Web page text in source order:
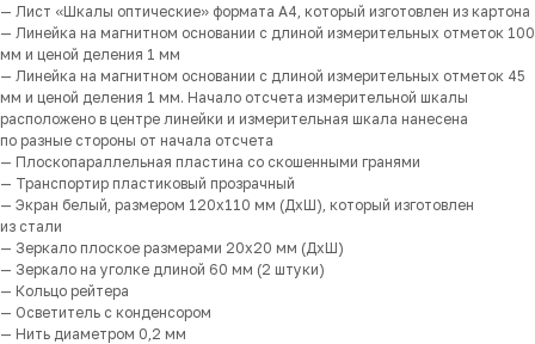
— Лист «Шкалы оптические» формата А4, который изготовлен из картона
— Линейка на магнитном основании с длиной измерительных отметок 100
мм и ценой деления 1 мм
— Линейка на магнитном основании с длиной измерительных отметок 45
мм и ценой деления 1 мм. Начало отсчета измерительной шкалы
расположено в центре линейки и измерительная шкала нанесена
по разные стороны от начала отсчета
— Плоскопараллельная пластина со скошенными гранями
— Транспортир пластиковый прозрачный
— Экран белый, размером 120х110 мм (ДхШ), который изготовлен
из стали
— Зеркало плоское размерами 20х20 мм (ДхШ)
— Зеркало на уголке длиной 60 мм (2 штуки)
— Кольцо рейтера
— Осветитель с конденсором
— Нить диаметром 0,2 мм